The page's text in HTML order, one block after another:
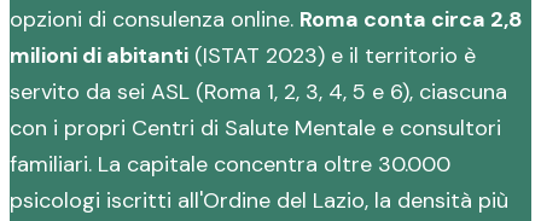
opzioni di consulenza online. Roma conta circa 2,8
milioni di abitanti (ISTAT 2023) e il territorio è
servito da sei ASL (Roma 1, 2, 3, 4, 5 e 6), ciascuna
con i propri Centri di Salute Mentale e consultori
familiari. La capitale concentra oltre 30.000
psicologi iscritti all'Ordine del Lazio, la densità più